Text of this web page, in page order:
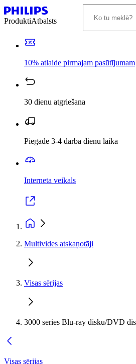
ProduktiAtbalsts
10% atlaide pirmajam pasūtījumam
30 dienu atgriešana
Piegāde 3-4 darba dienu laikā
Interneta veikals
Multivides atskaņotāji
Visas sērijas
3000 series Blu-ray disku/DVD
Visas sērijas